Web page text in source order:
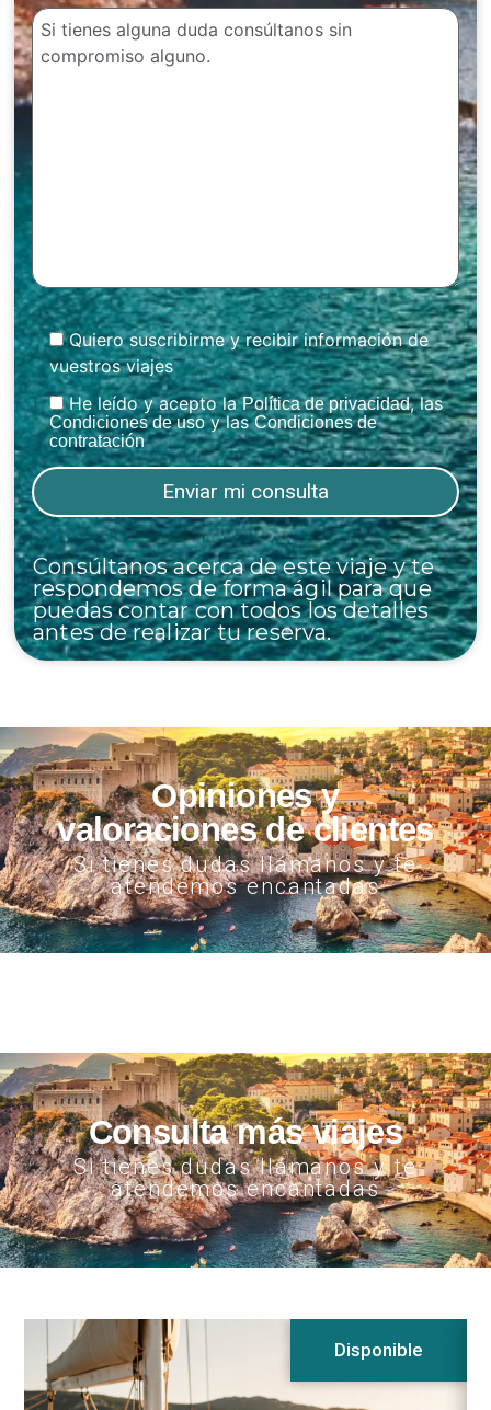
Quiero suscribirme y recibir información de
vuestros viajes
He leído y acepto laPolítica de privacidad , las
Condiciones de uso y lasCondiciones de
contratación
Consúltanos acerca de este viaje y te
respondemos de forma ágil para que
puedas contar con todos los detalles
antes de realizar tu reserva.
Opiniones y
valoraciones de clientes
Si tienes dudas llámanos y te
atendemos encantadas
Consulta más viajes
Si tienes dudas llámanos y te
atendemos encantadas
Disponible